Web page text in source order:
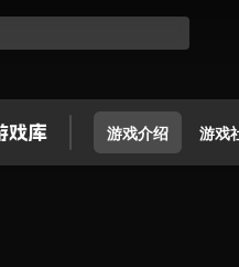
游戏介绍 游戏